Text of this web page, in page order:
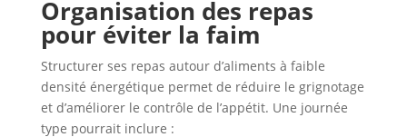
Organisation des repas
pour éviter la faim
Structurer ses repas autour d’aliments à faible
densité énergétique permet de réduire le grignotage
et d’améliorer le contrôle de l’appétit. Une journée
type pourrait inclure :